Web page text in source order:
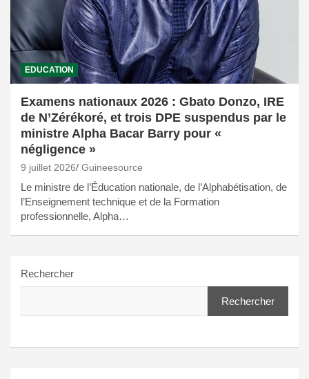
EDUCATION
Examens nationaux 2026 : Gbato Donzo, IRE
de N’Zérékoré, et trois DPE suspendus par le
ministre Alpha Bacar Barry pour «
négligence »
9 juillet 2026 Guineesource
Le ministre de l’Éducation nationale, de l’Alphabétisation, de
l’Enseignement technique et de la Formation
professionnelle, Alpha…
Rechercher
Rechercher